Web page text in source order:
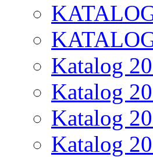
Katalog
Katalog
Katalog
Katalog